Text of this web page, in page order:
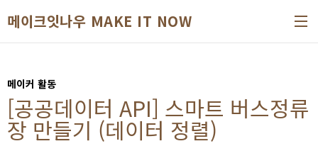
메이크잇나우 MAKE IT NOW
메이커 활동
[공공데이터 API] 스마트 버스정류
장 만들기 (데이터 정렬)